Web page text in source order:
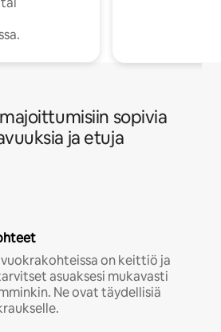
sopivia
ja etuja
on keittiö ja
asuaksesi mukavasti
Ne ovat täydellisiä